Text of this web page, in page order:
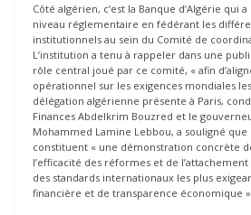
Côté algérien, c’est la Banque d’Algérie qui
niveau réglementaire en fédérant les
institutionnels au sein du Comité de
L’institution a tenu à rappeler dans une
rôle central joué par ce comité, « afin
opérationnel sur les exigences mondiales
délégation algérienne présente à Paris,
Finances Abdelkrim Bouzred et le
Mohammed Lamine Lebbou, a souligné
constituent « une démonstration concrète
l’efficacité des réformes et de
des standards internationaux les plus
financière et de transparence économique ».